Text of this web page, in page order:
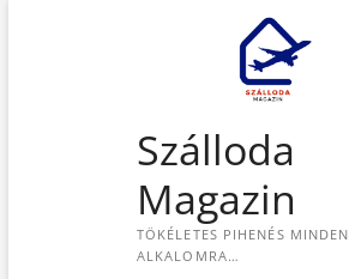
Szálloda
Magazin
TÖKÉLETES PIHENÉS MINDEN
ALKALOMRA…